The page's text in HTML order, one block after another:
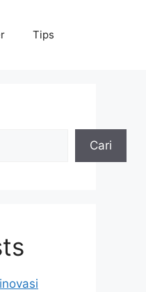
Tips
Cari